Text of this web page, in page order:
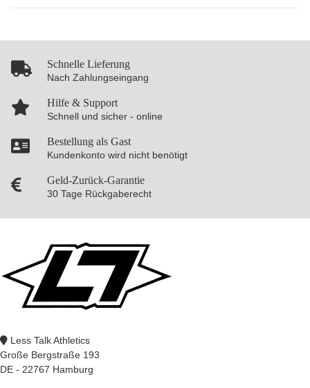
Schnelle Lieferung
Nach Zahlungseingang
Hilfe & Support
Schnell und sicher - online
Bestellung als Gast
Kundenkonto wird nicht benötigt
Geld-Zurück-Garantie
30 Tage Rückgaberecht
Less Talk Athletics
Große Bergstraße 193
DE - 22767 Hamburg